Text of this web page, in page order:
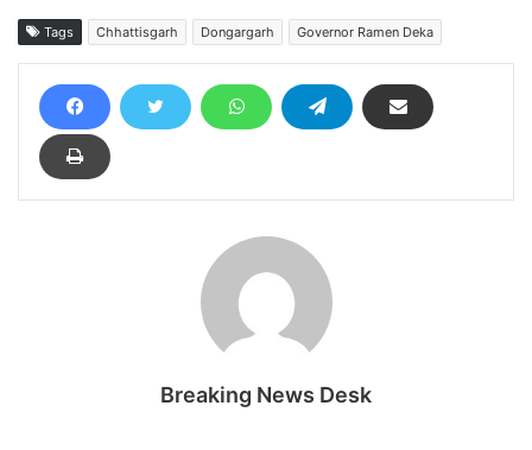
Tags Chhattisgarh Dongargarh Governor Ramen Deka
Breaking News Desk